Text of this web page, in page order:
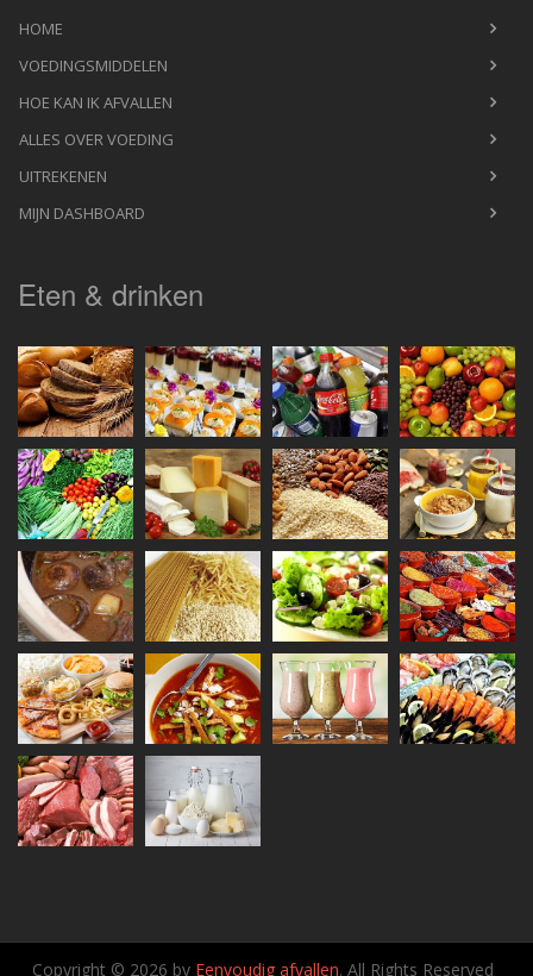
HOME
VOEDINGSMIDDELEN
HOE KAN IK AFVALLEN
ALLES OVER VOEDING
UITREKENEN
MIJN DASHBOARD
Eten & drinken
Copyright © 2026 by Eenvoudig afvallen. All Rights Reserved